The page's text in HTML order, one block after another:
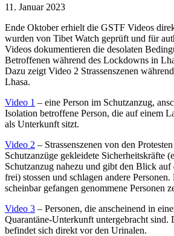
11. Januar 2023
Ende Oktober erhielt die GSTF Videos
wurden von Tibet Watch geprüft und für
Videos dokumentieren die desolaten
Betroffenen während des Lockdowns in
Dazu zeigt Video 2 Strassenszenen
Lhasa.
Video 1 – eine Person im Schutzanzug,
Isolation betroffene Person, die auf einem
als Unterkunft sitzt.
Video 2 – Strassenszenen von den
Schutzanzüge gekleidete Sicherheitskräfte
Schutzanzug nahezu und gibt den Blick
frei) stossen und schlagen andere
scheinbar gefangen genommene Personen
Video 3 – Personen, die anscheinend in
Quarantäne-Unterkunft untergebracht sind.
befindet sich direkt vor den Urinalen.